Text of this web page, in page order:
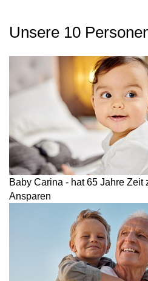
Unsere 10
Baby Carina - hat 65 Jahre Zeit
Ansparen